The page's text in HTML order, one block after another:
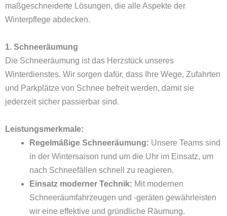
maßgeschneiderte Lösungen, die alle Aspekte der
Winterpflege abdecken.
1. Schneeräumung
Die Schneeräumung ist das Herzstück unseres
Winterdienstes. Wir sorgen dafür, dass Ihre Wege, Zufahrten
und Parkplätze von Schnee befreit werden, damit sie
jederzeit sicher passierbar sind.
Leistungsmerkmale:
Regelmäßige Schneeräumung: Unsere Teams sind
in der Wintersaison rund um die Uhr im Einsatz, um
nach Schneefällen schnell zu reagieren.
Einsatz moderner Technik: Mit modernen
Schneeräumfahrzeugen und -geräten gewährleisten
wir eine effektive und gründliche Räumung.